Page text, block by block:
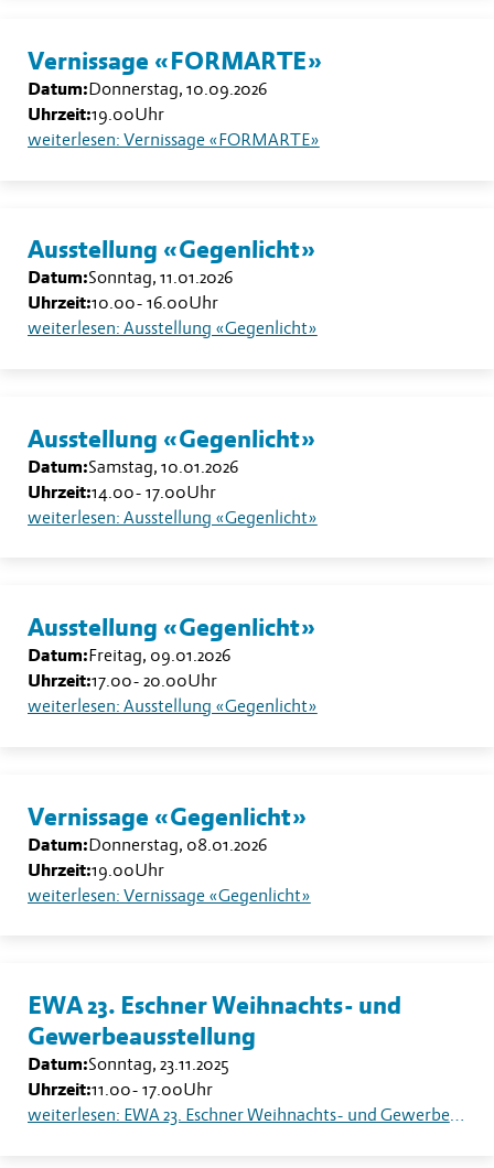
Vernissage «FORMARTE»
Datum:Donnerstag, 10.09.2026
Uhrzeit:19.00Uhr
weiterlesen: Vernissage «FORMARTE»
Ausstellung «Gegenlicht»
Datum:Sonntag, 11.01.2026
Uhrzeit:10.00- 16.00Uhr
weiterlesen: Ausstellung «Gegenlicht»
Ausstellung «Gegenlicht»
Datum:Samstag, 10.01.2026
Uhrzeit:14.00- 17.00Uhr
weiterlesen: Ausstellung «Gegenlicht»
Ausstellung «Gegenlicht»
Datum:Freitag, 09.01.2026
Uhrzeit:17.00- 20.00Uhr
weiterlesen: Ausstellung «Gegenlicht»
Vernissage «Gegenlicht»
Datum:Donnerstag, 08.01.2026
Uhrzeit:19.00Uhr
weiterlesen: Vernissage «Gegenlicht»
EWA 23. Eschner Weihnachts- und
Gewerbeausstellung
Datum:Sonntag, 23.11.2025
Uhrzeit:11.00- 17.00Uhr
weiterlesen: EWA 23. Eschner Weihnachts- und Gewerbeausstellung